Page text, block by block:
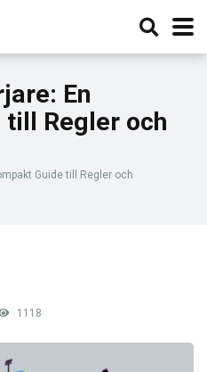
En
till Regler och
Guide till Regler och
1118